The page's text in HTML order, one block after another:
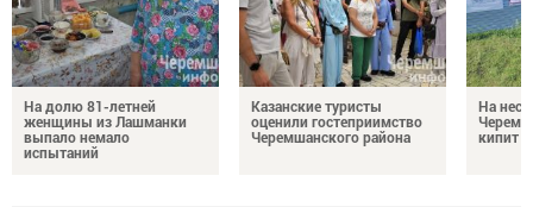
На долю 81-летней
женщины из Лашманки
выпало немало
испытаний
Казанские туристы
оценили гостеприимство
Черемшанского района
На
кипит